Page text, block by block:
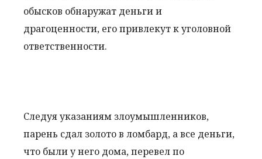
обысков обнаружат деньги и
драгоценности, его привлекут к уголовной
ответственности.
Следуя указаниям злоумышленников,
парень сдал золото в ломбард, а все деньги,
что были у него дома, перевел по